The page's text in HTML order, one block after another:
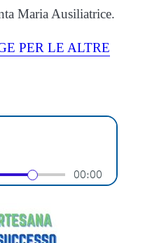
Maria Ausiliatrice.
PER LE ALTRE